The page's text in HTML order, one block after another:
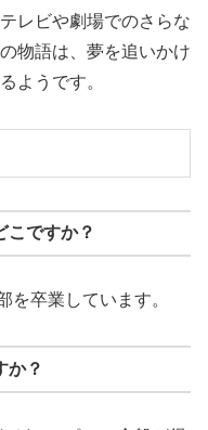
レビや劇場でのさらな
物語は、夢を追いかけ
ようです。
こですか？
を卒業しています。
か？